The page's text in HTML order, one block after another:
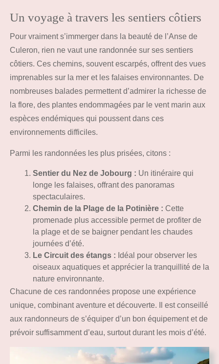
Un voyage à travers les sentiers côtiers
Pour vraiment s’immerger dans la beauté de l’Anse de
Culeron, rien ne vaut une randonnée sur ses sentiers
côtiers. Ces chemins, souvent escarpés, offrent des vues
imprenables sur la mer et les falaises environnantes. De
nombreuses balades permettent d’admirer la richesse de
la flore, des plantes endommagées par le vent marin aux
espèces endémiques qui poussent dans ces
environnements difficiles.
Parmi les randonnées les plus prisées, citons :
Sentier du Nez de Jobourg : Un itinéraire qui
longe les falaises, offrant des panoramas
spectaculaires.
Chemin de la Plage de la Potinière : Cette
promenade plus accessible permet de profiter de
la plage et de se baigner pendant les chaudes
journées d’été.
Le Circuit des étangs : Idéal pour observer les
oiseaux aquatiques et apprécier la tranquillité de la
nature environnante.
Chacune de ces randonnées propose une expérience
unique, combinant aventure et découverte. Il est conseillé
aux randonneurs de s’équiper d’un bon équipement et de
prévoir suffisamment d’eau, surtout durant les mois d’été.